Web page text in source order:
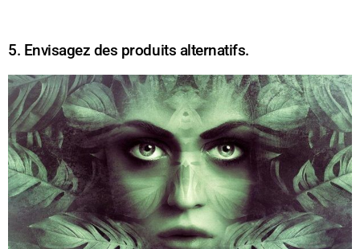
5. Envisagez des produits alternatifs.